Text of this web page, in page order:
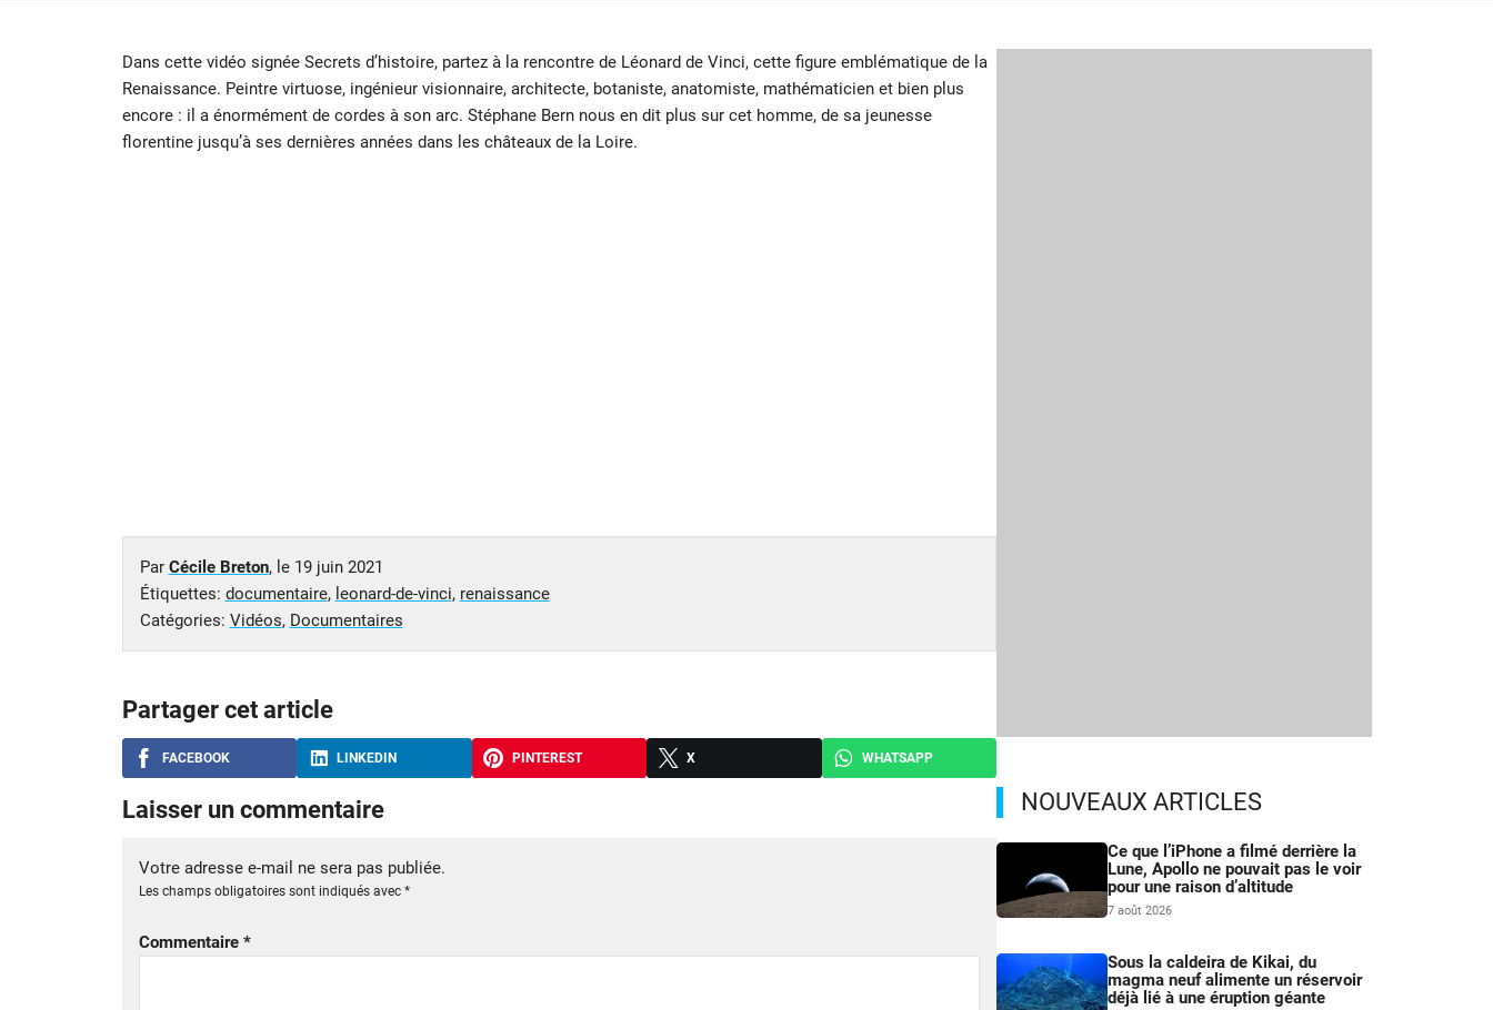
Dans cette vidéo signée Secrets d’histoire, partez à la rencontre de Léonard de Vinci, cette figure emblématique de la
Renaissance. Peintre virtuose, ingénieur visionnaire, architecte, botaniste, anatomiste, mathématicien et bien plus
encore : il a énormément de cordes à son arc. Stéphane Bern nous en dit plus sur cet homme, de sa jeunesse
florentine jusqu’à ses dernières années dans les châteaux de la Loire.
Par Cécile Breton, le 19 juin 2021
Étiquettes: documentaire, leonard-de-vinci, renaissance
Catégories: Vidéos, Documentaires
Partager cet article
FACEBOOK LINKEDIN PINTEREST X WHATSAPP
Laisser un commentaire
Votre adresse e-mail ne sera pas publiée.
Les champs obligatoires sont indiqués avec *
Commentaire *
NOUVEAUX ARTICLES
Ce que l’iPhone a filmé derrière la
Lune, Apollo ne pouvait pas le voir
pour une raison d’altitude
7 août 2026
Sous la caldeira de Kikai, du
magma neuf alimente un réservoir
déjà lié à une éruption géante